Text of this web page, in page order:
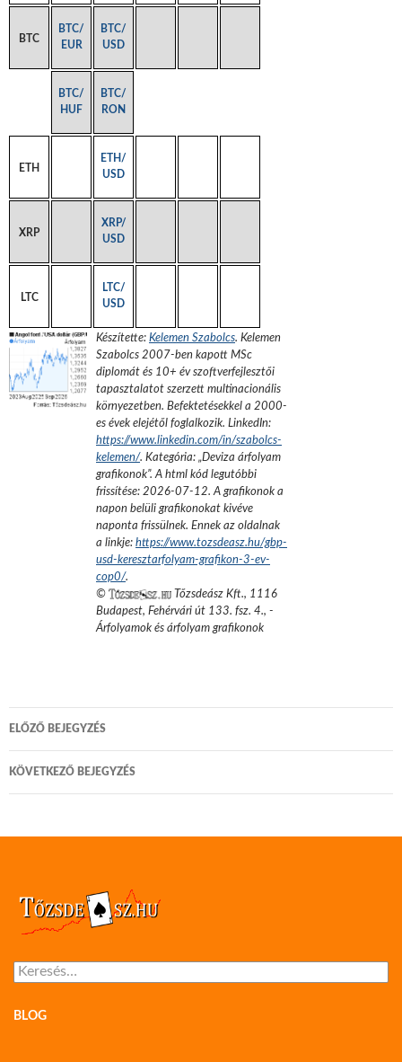
BTC
BTC/
EUR
BTC/
USD
BTC/
HUF
BTC/
RON
ETH
ETH/
USD
XRP
XRP/
USD
LTC
LTC/
USD
Készítette: Kelemen Szabolcs. Kelemen
Szabolcs 2007-ben kapott MSc
diplomát és 10+ év szoftverfejlesztői
tapasztalatot szerzett multinacionális
környezetben. Befektetésekkel a 2000-
es évek elejétől foglalkozik. LinkedIn:
https://www.linkedin.com/in/szabolcs-
kelemen/. Kategória: „Deviza árfolyam
grafikonok”.A html kód legutóbbi
frissítése: 2026-07-12. A grafikonok a
napon belüli grafikonokat kivéve
naponta frissülnek. Ennek az oldalnak
a linkje: https://www.tozsdeasz.hu/gbp-
usd-keresztarfolyam-grafikon-3-ev-
cop0/.
©
Tőzsdeász Kft., 1116
Budapest, Fehérvári út 133. fsz. 4., -
Árfolyamok és árfolyam grafikonok
Bejegyzés
navigáció
ELŐZŐ BEJEGYZÉS
KÖVETKEZŐ BEJEGYZÉS
Keresés:
BLOG